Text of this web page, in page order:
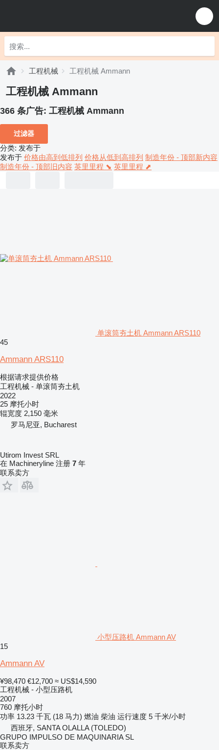
工程机械 工程机械 Ammann
工程机械 Ammann
366 条广告: 工程机械 Ammann
过滤器
分类: 发布于
发布于 价格由高到低排列 价格从低到高排列 制造年份 - 顶部新内容
制造年份 - 顶部旧内容 英里里程 ⬊ 英里里程 ⬈
单滚筒夯土机 Ammann ARS110
45
Ammann ARS110
根据请求提供价格
工程机械 - 单滚筒夯土机
2022
25 摩托小时
辊宽度 2,150 毫米
罗马尼亚, Bucharest
Utirom Invest SRL
在 Machineryline 注册 7 年
联系卖方
小型压路机 Ammann AV
15
Ammann AV
¥98,470 €12,700 ≈ US$14,590
工程机械 - 小型压路机
2007
760 摩托小时
功率 13.23 千瓦 (18 马力) 燃油 柴油 运行速度 5 千米/小时
西班牙, SANTA OLALLA (TOLEDO)
GRUPO IMPULSO DE MAQUINARIA SL
联系卖方